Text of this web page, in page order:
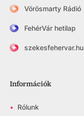
Vörösmarty Rádió
FehérVár hetilap
szekesfehervar.hu
Információk
• Rólunk